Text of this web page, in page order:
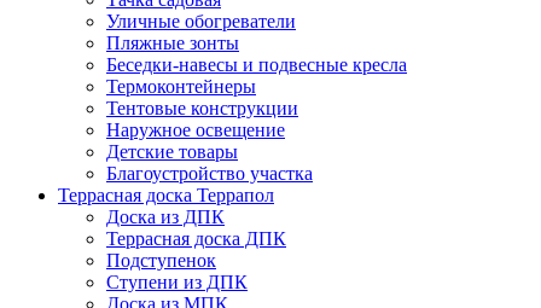
Уличные обогреватели
Пляжные зонты
Беседки-навесы и подвесные кресла
Термоконтейнеры
Тентовые конструкции
Наружное освещение
Детские товары
Благоустройство участка
Террасная доска Террапол
Доска из ДПК
Террасная доска ДПК
Подступенок
Ступени из ДПК
Доска из МПК